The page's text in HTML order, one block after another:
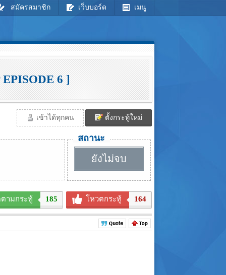
สมัครสมาชิก เว็บบอร์ด เมนู
6 ]
เข้าได้ทุกคน ตั้งกระทู้ใหม่
สถานะ
ยังไม่จบ
ามกระทู้ 185 โหวตกระทู้ 164